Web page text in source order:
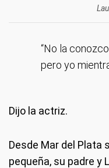
“No la
pero yo
Dijo la actriz.
Desde Mar del Plata
pequeña, su padre y